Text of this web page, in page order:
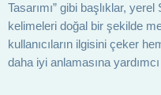
Tasarımı” gibi başlıklar,
kelimeleri doğal bir şekilde
kullanıcıların ilgisini çeker
daha iyi anlamasına